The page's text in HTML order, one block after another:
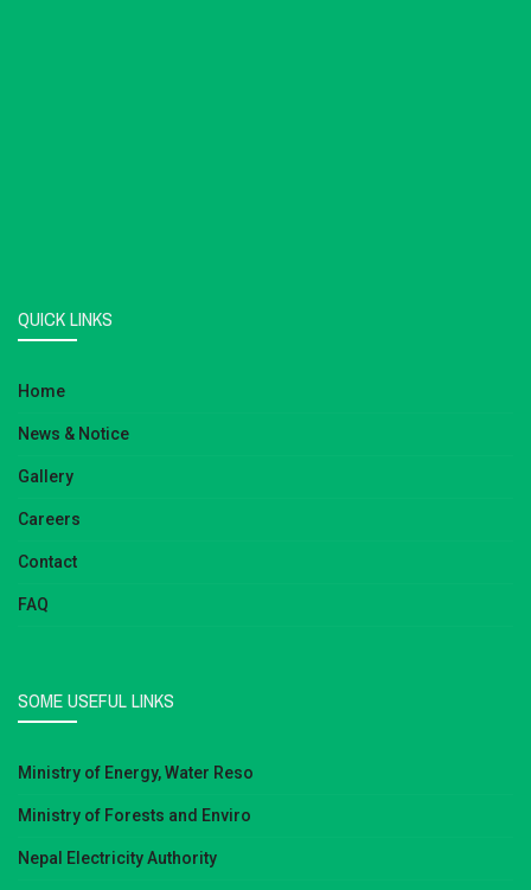
QUICK LINKS
Home
News & Notice
Gallery
Careers
Contact
FAQ
SOME USEFUL LINKS
Ministry of Energy, Water Reso
Ministry of Forests and Enviro
Nepal Electricity Authority